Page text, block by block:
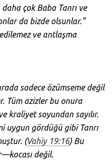
çok Baba Tanrı ve
da bizde olsunlar.”
ve antlaşma
sadece özümseme değil
Tüm azizler bu onura
kraliyet soyundan sayılır.
uygun gördüğü gibi Tanrı
(Vahiy 19:16) Bu
değil.